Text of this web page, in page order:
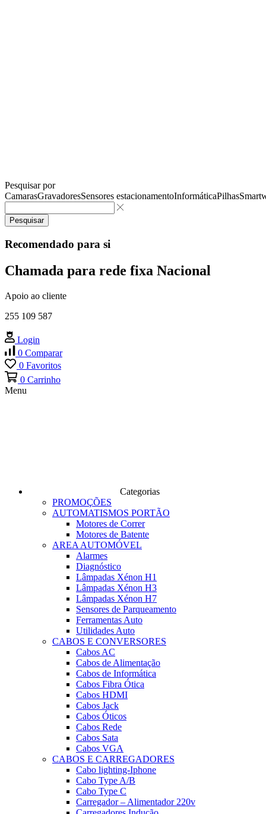
Pesquisar por
CamarasGravadoresSensores estacionamentoInformáticaPilhas
Pesquisar
Recomendado para si
Chamada para rede fixa Nacional
Apoio ao cliente
255 109 587
Login
0 Comparar
0 Favoritos
0 Carrinho
Menu
Categorias
PROMOÇÕES
AUTOMATISMOS PORTÃO
Motores de Correr
Motores de Batente
AREA AUTOMÓVEL
Alarmes
Diagnóstico
Lâmpadas Xénon H1
Lâmpadas Xénon H3
Lâmpadas Xénon H7
Sensores de Parqueamento
Ferramentas Auto
Utilidades Auto
CABOS E CONVERSORES
Cabos AC
Cabos de Alimentação
Cabos de Informática
Cabos Fibra Ótica
Cabos HDMI
Cabos Jack
Cabos Óticos
Cabos Rede
Cabos Sata
Cabos VGA
CABOS E CARREGADORES
Cabo lighting-Iphone
Cabo Type A/B
Cabo Type C
Carregador – Alimentador 220v